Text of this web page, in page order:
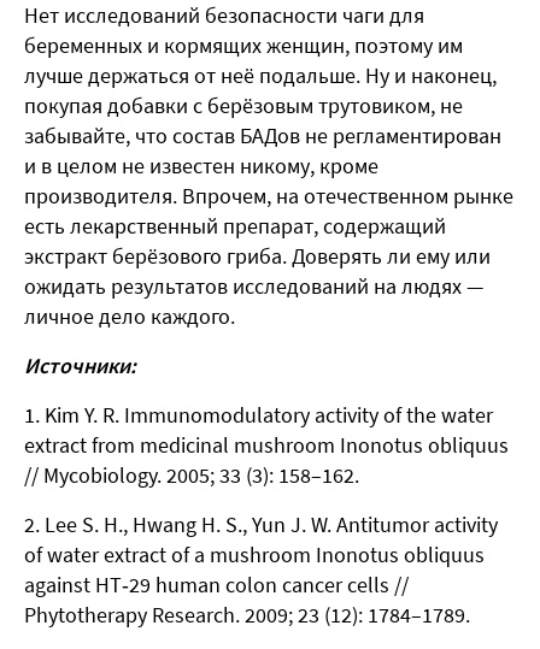
Нет исследований безопасности чаги для
беременных и кормящих женщин, поэтому им
лучше держаться от неё подальше. Ну и наконец,
покупая добавки с берёзовым трутовиком, не
забывайте, что состав БАДов не регламентирован
и в целом не известен никому, кроме
производителя. Впрочем, на отечественном рынке
есть лекарственный препарат, содержащий
экстракт берёзового гриба. Доверять ли ему или
ожидать результатов исследований на людях —
личное дело каждого.
Источники:
Kim Y. R. Immunomodulatory activity of the water
extract from medicinal mushroom Inonotus obliquus
// Mycobiology. 2005; 33 (3): 158–162.
Lee S. H., Hwang H. S., Yun J. W. Antitumor activity
of water extract of a mushroom Inonotus obliquus
against HT‐29 human colon cancer cells //
Phytotherapy Research. 2009; 23 (12): 1784–1789.